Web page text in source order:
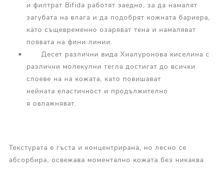
и филтрат Bifida работят заедно, за да намалят
загубата на влага и да подобрят кожната бариера,
като същевременно озаряват тена и намаляват
появата на фини линии.
Десет различни вида Хиалуронова киселина с
различни молекулни тегла достигат до всички
слоеве на на кожата, като повишават
нейната еластичност и продължително
я овлажняват.
Текстурата е гъста и концентрирана, но лесно се
абсорбира, освежава моментално кожата без никаква